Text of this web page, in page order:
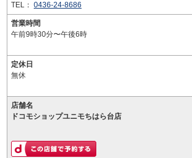
TEL： 0436-24-8686
営業時間
午前9時30分〜午後6時
定休日
無休
店舗名
ドコモショップユニモちはら台店